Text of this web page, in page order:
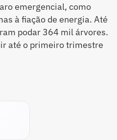
emergencial, como
à fiação de energia. Até
podar 364 mil árvores.
até o primeiro trimestre